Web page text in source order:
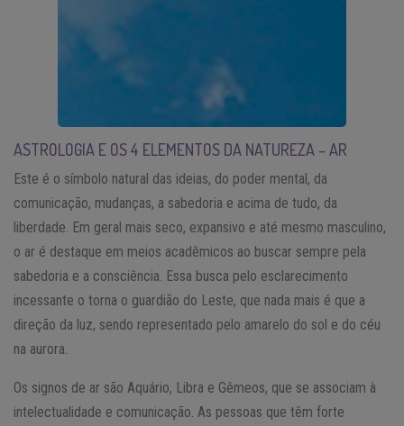
ASTROLOGIA E OS 4 ELEMENTOS DA NATUREZA – AR
Este é o símbolo natural das ideias, do poder mental, da
comunicação, mudanças, a sabedoria e acima de tudo, da
liberdade. Em geral mais seco, expansivo e até mesmo masculino,
o ar é destaque em meios acadêmicos ao buscar sempre pela
sabedoria e a consciência. Essa busca pelo esclarecimento
incessante o torna o guardião do Leste, que nada mais é que a
direção da luz, sendo representado pelo amarelo do sol e do céu
na aurora.
Os signos de ar são Aquário, Libra e Gêmeos, que se associam à
intelectualidade e comunicação. As pessoas que têm forte